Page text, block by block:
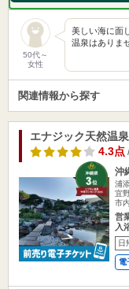
50代～
女性
美しい海に面
温泉はありま
関連情報から探す
エナジック天然温
4.3点/
沖
浦
宜
市
営
入
日
電